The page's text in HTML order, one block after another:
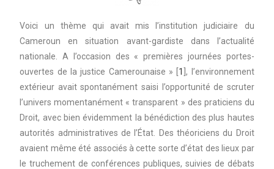
Voici un thème qui avait mis l’institution judiciaire du
Cameroun en situation avant-gardiste dans l’actualité
nationale. A l’occasion des « premières journées portes-
ouvertes de la justice Camerounaise » [ 1 ], l’environnement
extérieur avait spontanément saisi l’opportunité de scruter
l’univers momentanément « transparent » des praticiens du
Droit, avec bien évidemment la bénédiction des plus hautes
autorités administratives de l’État. Des théoriciens du Droit
avaient même été associés à cette sorte d’état des lieux par
le truchement de conférences publiques, suivies de débats